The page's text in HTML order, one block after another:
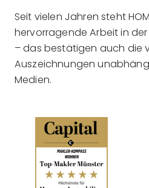
Seit vielen Jahren steht
hervorragende Arbeit in
– das bestätigen auch die
Auszeichnungen
Medien.